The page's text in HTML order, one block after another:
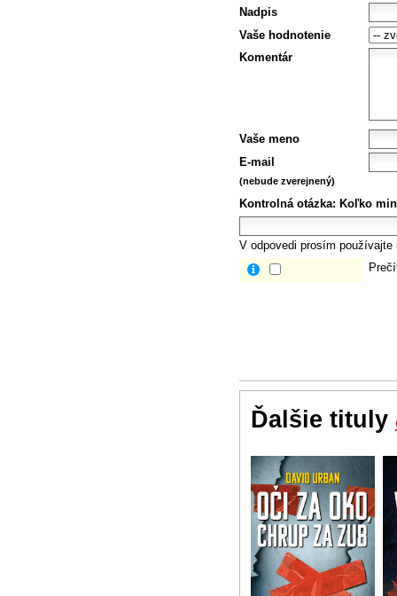
Nadpis
Vaše hodnotenie
Komentár
Vaše meno
E-mail
(nebude zverejnený)
Kontrolná otázka: Koľko
V odpovedi prosím
Ďalšie tituly